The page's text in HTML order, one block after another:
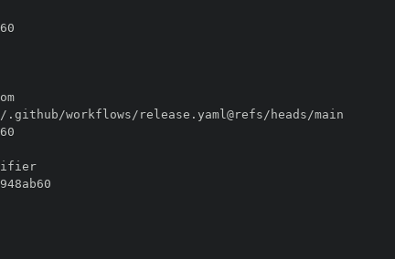
//token.actions.githubusercontent.com
minifier